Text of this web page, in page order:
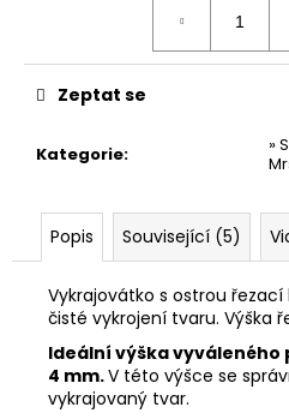
Kategorie:
»
Zeptat se
Popis Související (5)
Vykrajovátko s ostrou
čisté vykrojení tvaru. Výška
Ideální výška
4 mm.V této výšce se
vykrajovaný tvar.
m
e
#1515
49
Kč